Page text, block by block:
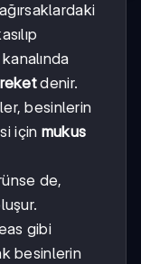
denir.
besinlerin
için mukus
de,
gibi
besinlerin